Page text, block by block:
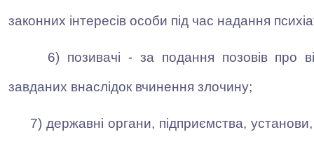
законних інтересів особи під час надання
6) позивачі - за подання позовів про
завданих внаслідок вчинення злочину;
7) державні органи, підприємства, установи,